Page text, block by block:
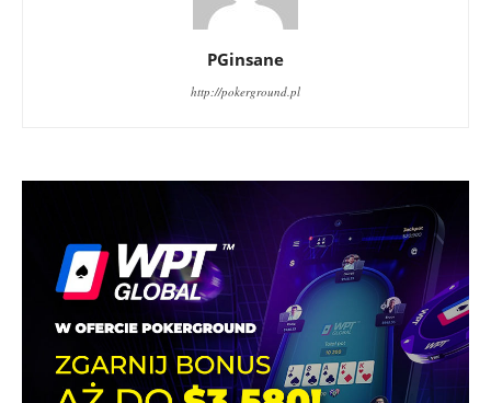
PGinsane
http://pokerground.pl